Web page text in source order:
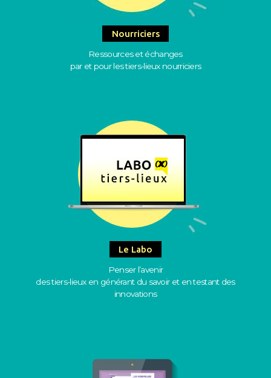
Nourriciers
Ressources et échanges
par et pour les tiers-lieux nourriciers
Le Labo
Penser l’avenir
des tiers-lieux en générant du savoir et en testant des
innovations